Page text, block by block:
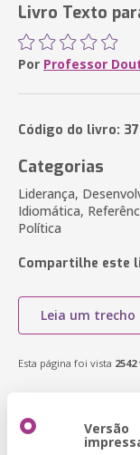
Livro Texto
Por Professor
Código do livro:
Categorias
Liderança,
Idiomática,
Política
Compartilhe este
Leia um trecho
Esta página foi vista 2542
Versão